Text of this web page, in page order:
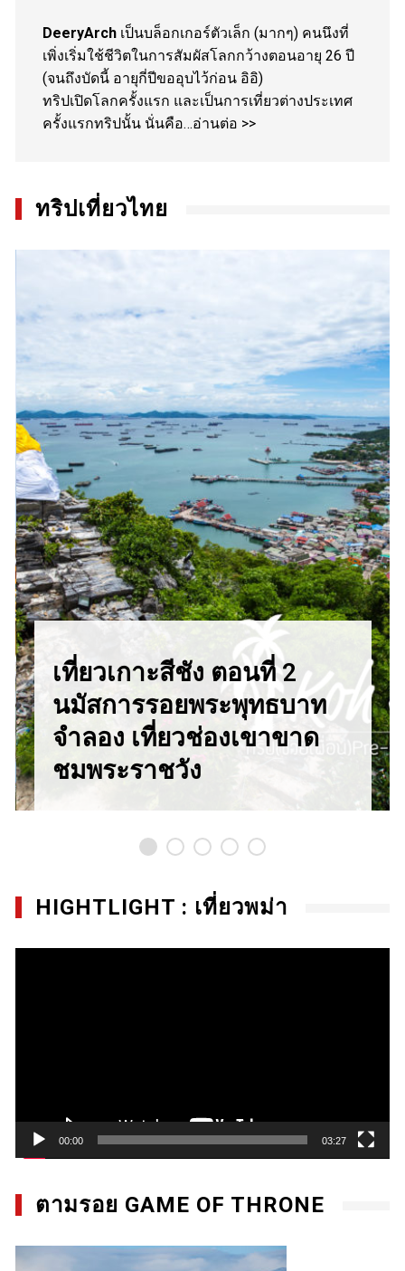
DeeryArch เป็นบล็อกเกอร์ตัวเล็ก (มากๆ) คนนึงที่
เพิ่งเริ่มใช้ชีวิตในการสัมผัสโลกกว้างตอนอายุ 26 ปี
(จนถึงบัดนี้ อายุกี่ปีขออุบไว้ก่อน อิอิ)
ทริปเปิดโลกครั้งแรก และเป็นการเที่ยวต่างประเทศ
ครั้งแรกทริปนั้น นั่นคือ…อ่านต่อ >>
ทริปเที่ยวไทย
เที่ยวเกาะสีชัง ตอนที่ 2
นมัสการรอยพระพุทธบาท
จำลอง เที่ยวช่องเขาขาด
ชมพระราชวัง
HIGHTLIGHT : เที่ยวพม่า
00:00 03:27
ตามรอย GAME OF THRONE